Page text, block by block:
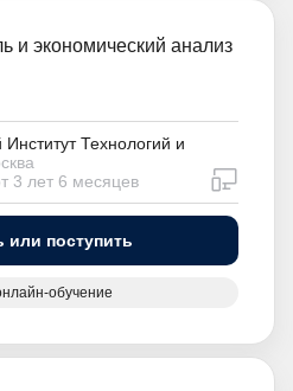
и экономический анализ
Технологий и
3 лет 6 месяцев
или поступить
обучение